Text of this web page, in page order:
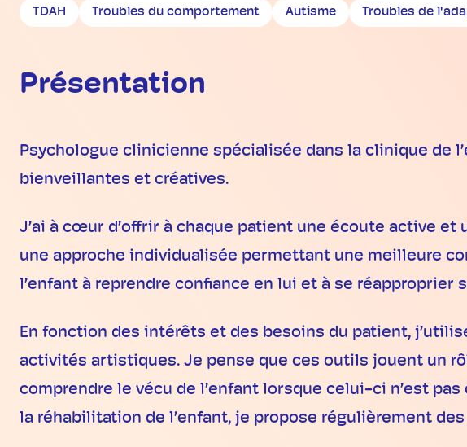
TDAH Troubles du comportement Autisme Troubles de
Présentation
Psychologue clinicienne spécialisée dans la clinique de
bienveillantes et créatives.
J’ai à cœur d’offrir à chaque patient une écoute active
une approche individualisée permettant une meilleure
l’enfant à reprendre confiance en lui et à se
En fonction des intérêts et des besoins du patient,
activités artistiques. Je pense que ces outils jouent un
comprendre le vécu de l’enfant lorsque celui-ci n’est
la réhabilitation de l’enfant, je propose régulièrement